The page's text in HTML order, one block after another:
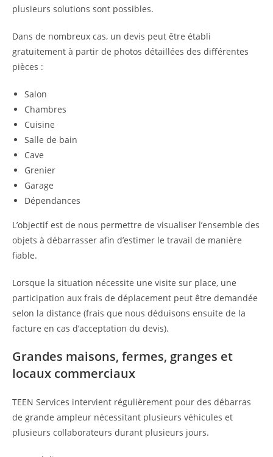
plusieurs solutions sont possibles.
Dans de nombreux cas, un devis peut être établi
gratuitement à partir de photos détaillées des différentes
pièces :
Salon
Chambres
Cuisine
Salle de bain
Cave
Grenier
Garage
Dépendances
L’objectif est de nous permettre de visualiser l’ensemble des
objets à débarrasser afin d’estimer le travail de manière
fiable.
Lorsque la situation nécessite une visite sur place, une
participation aux frais de déplacement peut être demandée
selon la distance (frais que nous déduisons ensuite de la
facture en cas d’acceptation du devis).
Grandes maisons, fermes, granges et
locaux commerciaux
TEEN Services intervient régulièrement pour des débarras
de grande ampleur nécessitant plusieurs véhicules et
plusieurs collaborateurs durant plusieurs jours.